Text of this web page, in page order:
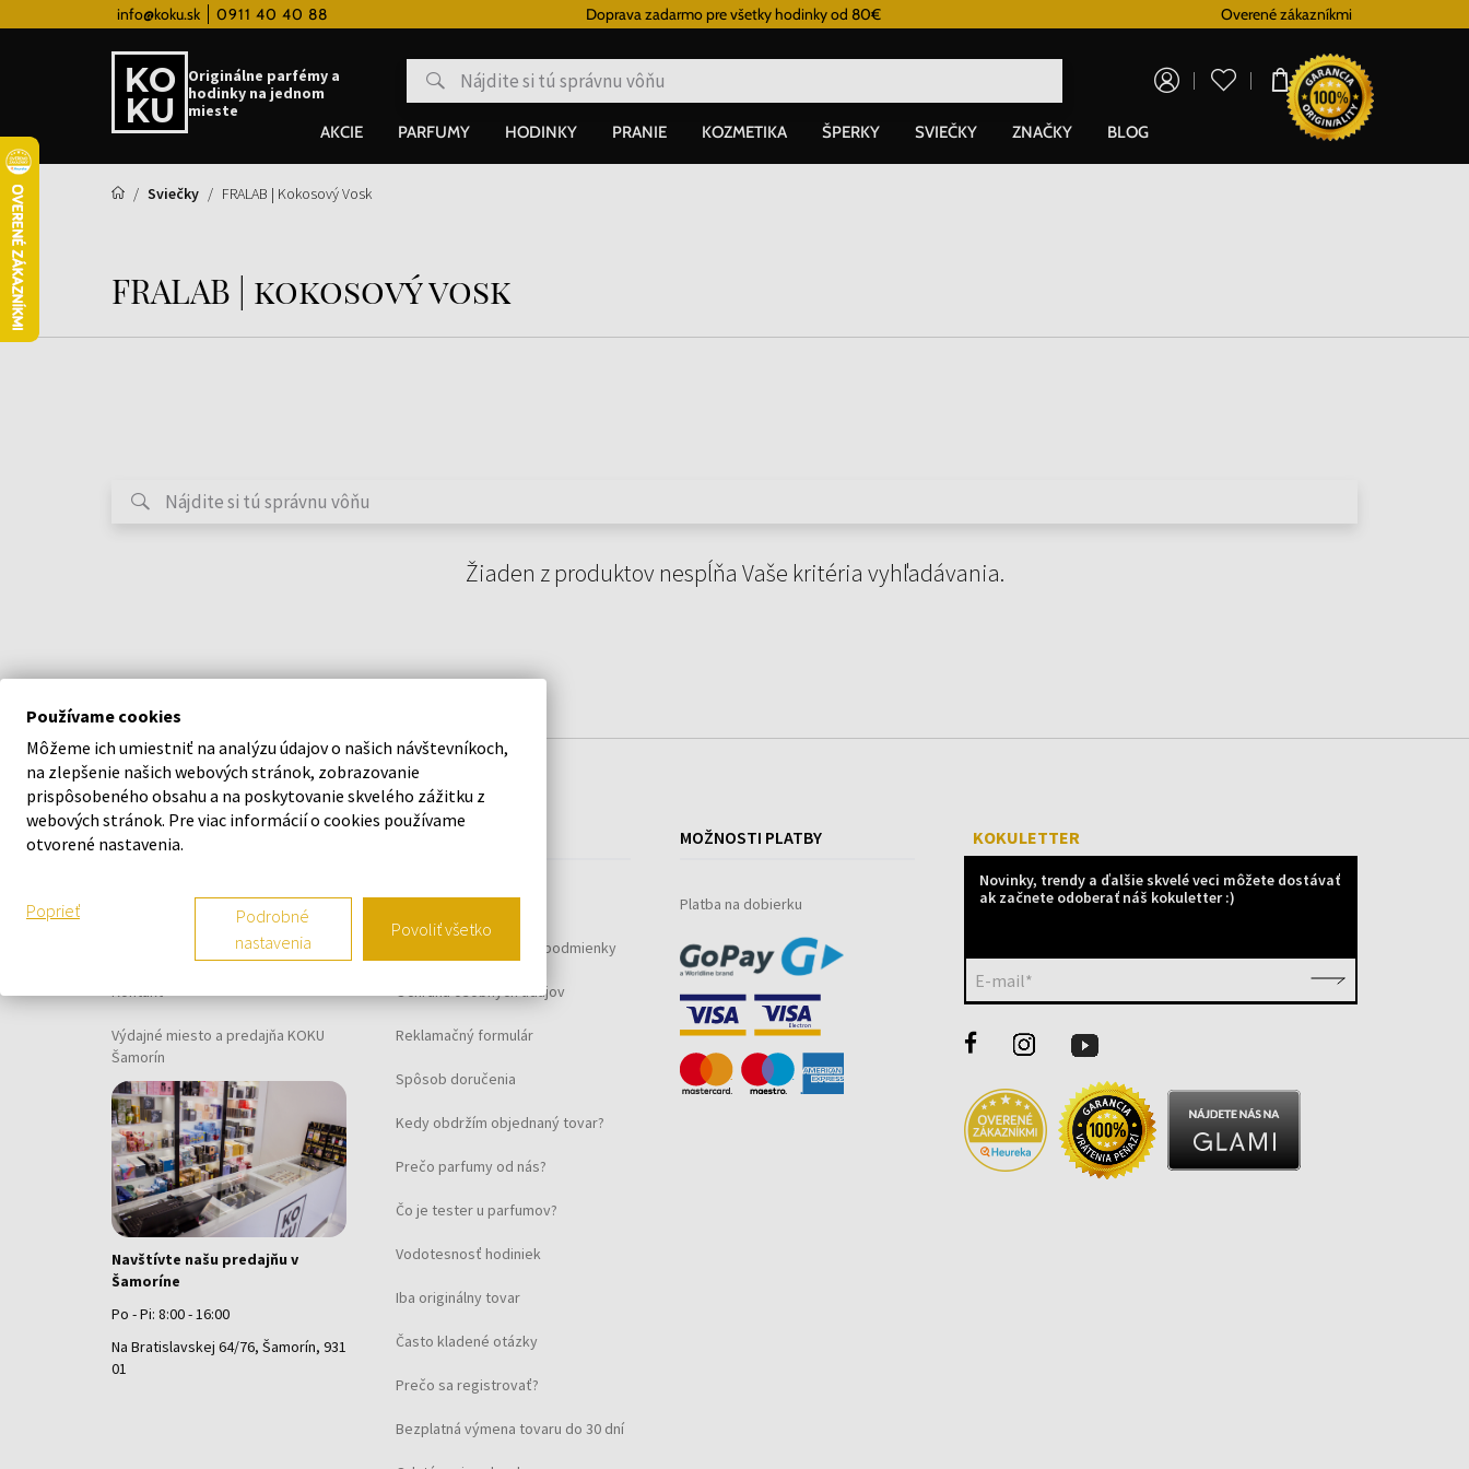
info@koku.sk 0911 40 40 88Vernostný systém Doprava zadarmo pre všetky hodinky od 80€ Overené zákazníkmi
Originálne parfémy a
hodinky na jednom
mieste
0,00 €
AKCIE PARFUMY HODINKY PRANIE KOZMETIKA ŠPERKY SVIEČKY ZNAČKY BLOG
Sviečky FRALAB | Kokosový Vosk
FRALAB | kokosový vosk
Žiaden z produktov nespĺňa Vaše kritéria vyhľadávania.
O SPOLOČNOSTI
Kontaktný formulár
Kontakt
Výdajné miesto a predajňa KOKU
Šamorín
Navštívte našu predajňu v
Šamoríne
Po - Pi: 8:00 - 16:00
Na Bratislavskej 64/76, Šamorín, 931
01
Vernostný systém
Všeobecné obchodné podmienky
Ochrana osobných údajov
Reklamačný formulár
Spôsob doručenia
Kedy obdržím objednaný tovar?
Prečo parfumy od nás?
Čo je tester u parfumov?
Vodotesnosť hodiniek
Iba originálny tovar
Často kladené otázky
Prečo sa registrovať?
Bezplatná výmena tovaru do 30 dní
MOŽNOSTI PLATBY
Platba na dobierku
KOKULETTER
Novinky, trendy a ďalšie skvelé veci môžete dostávať
ak začnete odoberať náš kokuletter :)
E-mail*
Používame cookies
Môžeme ich umiestniť na analýzu údajov o našich návštevníkoch,
na zlepšenie našich webových stránok, zobrazovanie
prispôsobeného obsahu a na poskytovanie skvelého zážitku z
webových stránok. Pre viac informácií o cookies používame
otvorené nastavenia.
Poprieť
Podrobné
nastavenia
Povoliť všetko